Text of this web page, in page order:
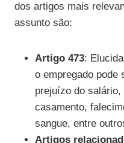
dos artigos mais
assunto são:
Artigo 473:
o empregado pode
prejuízo do
casamento,
sangue, entre
Artigos